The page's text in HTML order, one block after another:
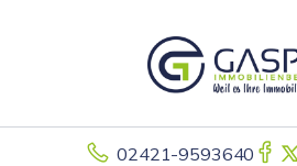
02421-9593640